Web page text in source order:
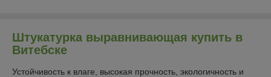
Штукатурка выравнивающая купить в
Витебске
Устойчивость к влаге, высокая прочность, экологичность и